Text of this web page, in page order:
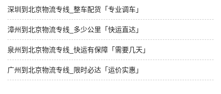
深圳到北京物流专线_整车配货「专业调车」
漳州到北京物流专线_多少公里「快运直达」
泉州到北京物流专线_快运有保障「需要几天」
广州到北京物流专线_限时必达「运价实惠」